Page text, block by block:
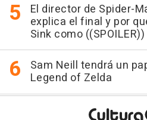
El director de Spider-
explica el final y por
Sink como ((SPOILER))
Sam Neill tendrá un
Legend of Zelda